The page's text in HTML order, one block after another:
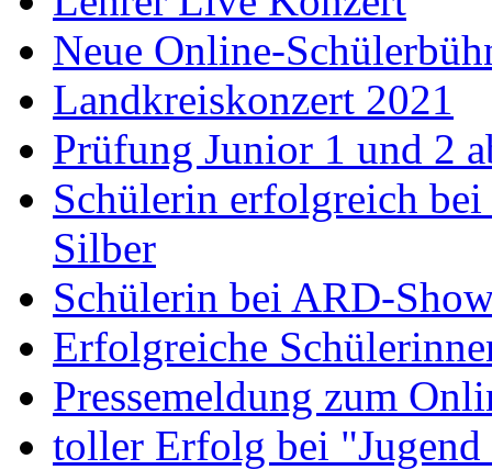
Neue Online-
Landkreiskonzert 2021
Prüfung Junior 1 und 2
Schülerin erfolgreich
Silber
Schülerin bei ARD-
Erfolgreiche
Pressemeldung zum
toller Erfolg bei